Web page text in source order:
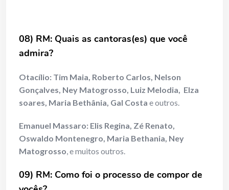
08) RM: Quais as cantoras(es) que você
admira?
Otacílio: Tim Maia, Roberto Carlos, Nelson
Gonçalves, Ney Matogrosso, Luiz Melodia, Elza
soares, Maria Bethânia, Gal Costa e outros.
Emanuel Massaro: Elis Regina, Zé Renato,
Oswaldo Montenegro, Maria Bethania, Ney
Matogrosso, e muitos outros.
09) RM: Como foi o processo de compor de